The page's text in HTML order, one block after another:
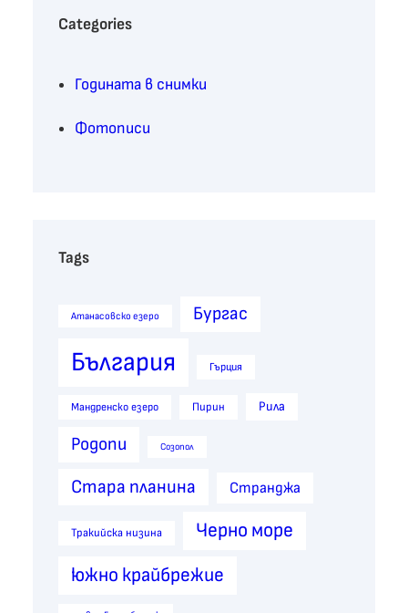
h
Categories
Годината в снимки
Фотописи
Tags
Атанасовско езеро Бургас
България Гърция
Мандренско езеро Пирин Рила
Родопи Созопол
Стара планина Странджа
Тракийска низина
Черно море
южно крайбрежие